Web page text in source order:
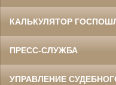
КАЛЬКУЛЯТОР
ПРЕСС-СЛУЖБА
УПРАВЛЕНИЕ